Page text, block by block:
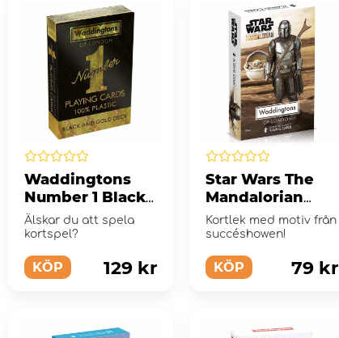
Waddingtons
Number 1 Black
& Gold Spelkort
Älskar du att spela
kortspel?
KÖP 129 kr
Star Wars The
Mandalorian
Spelkort
Kortlek med motiv från
succéshowen!
KÖP 79 kr